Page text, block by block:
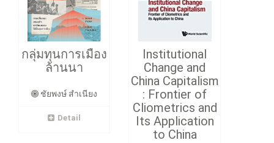
กลุ่มทุนการเมือง
ล้านนา
ชัยพงษ์ สำเนียง
Detail
Institutional
Change and
China Capitalism
: Frontier of
Cliometrics and
Its Application
to China